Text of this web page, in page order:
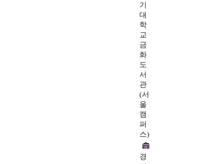
기
대
학
교
금
화
도
서
관
(서
울
캠
퍼
스)
경